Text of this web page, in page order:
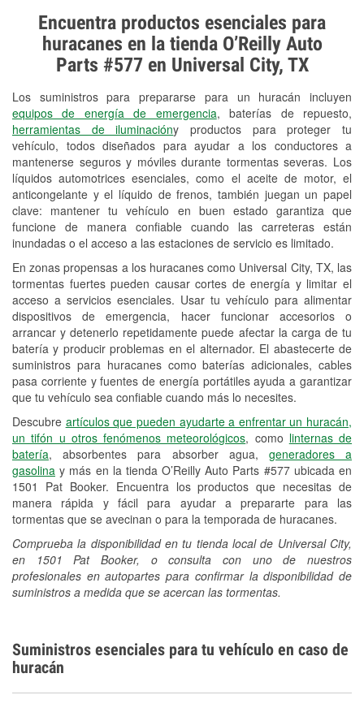
Encuentra productos esenciales para
huracanes en la tienda O’Reilly Auto
Parts #577 en Universal City, TX
Los suministros para prepararse para un huracán incluyen
equipos de energía de emergencia, baterías de repuesto,
herramientas de iluminacióny productos para proteger tu
vehículo, todos diseñados para ayudar a los conductores a
mantenerse seguros y móviles durante tormentas severas. Los
líquidos automotrices esenciales, como el aceite de motor, el
anticongelante y el líquido de frenos, también juegan un papel
clave: mantener tu vehículo en buen estado garantiza que
funcione de manera confiable cuando las carreteras están
inundadas o el acceso a las estaciones de servicio es limitado.
En zonas propensas a los huracanes como Universal City, TX, las
tormentas fuertes pueden causar cortes de energía y limitar el
acceso a servicios esenciales. Usar tu vehículo para alimentar
dispositivos de emergencia, hacer funcionar accesorios o
arrancar y detenerlo repetidamente puede afectar la carga de tu
batería y producir problemas en el alternador. El abastecerte de
suministros para huracanes como baterías adicionales, cables
pasa corriente y fuentes de energía portátiles ayuda a garantizar
que tu vehículo sea confiable cuando más lo necesites.
Descubre artículos que pueden ayudarte a enfrentar un huracán,
un tifón u otros fenómenos meteorológicos, como linternas de
batería, absorbentes para absorber agua, generadores a
gasolina y más en la tienda O’Reilly Auto Parts #577 ubicada en
1501 Pat Booker. Encuentra los productos que necesitas de
manera rápida y fácil para ayudar a prepararte para las
tormentas que se avecinan o para la temporada de huracanes.
Comprueba la disponibilidad en tu tienda local de Universal City,
en 1501 Pat Booker, o consulta con uno de nuestros
profesionales en autopartes para confirmar la disponibilidad de
suministros a medida que se acercan las tormentas.
Prueba de alternadores y
arrancadores
Revisión de la luz "Check Engine"
Reciclaje de baterías y aceite
Instalación de bombillas de faros
Instalación de limpiaparabrisas
Programa de Préstamo de
Herramientas
Rectificación de tambores y discos de
freno
Hurricane Supplies
Tornado Supplies
Conoce más
Suministros esenciales para tu vehículo en caso de
huracán